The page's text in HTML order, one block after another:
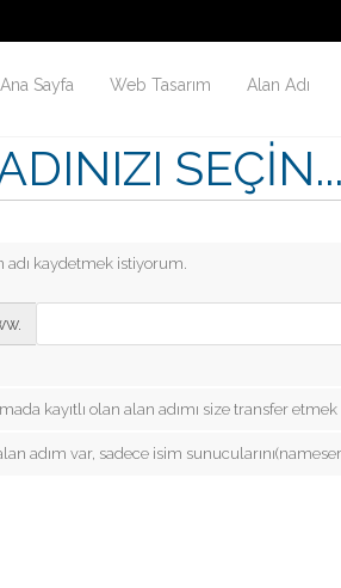
Ana Sayfa Web Tasarım Alan Adı
SEÇIN...
adı kaydetmek istiyorum.
kayıtlı olan alan adımı size transfer
adım var, sadece isim